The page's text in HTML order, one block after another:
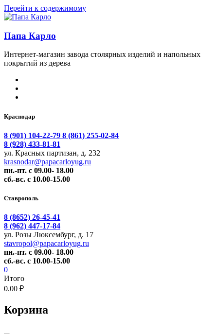
Перейти к содержимому
Папа Карло
Интернет-магазин завода столярных изделий и напольных
покрытий из дерева
Краснодар
8 (901) 104-22-79 8 (861) 255-02-84
8 (928) 433-81-81
ул. Красных партизан, д. 232
krasnodar@papacarloyug.ru
пн.-пт. с 09.00- 18.00
сб.-вс. с 10.00-15.00
Ставрополь
8 (8652) 26-45-41
8 (962) 447-17-84
ул. Розы Люксембург, д. 17
stavropol@papacarloyug.ru
пн.-пт. с 09.00- 18.00
сб.-вс. с 10.00-15.00
0
Итого
0.00 ₽
Корзина